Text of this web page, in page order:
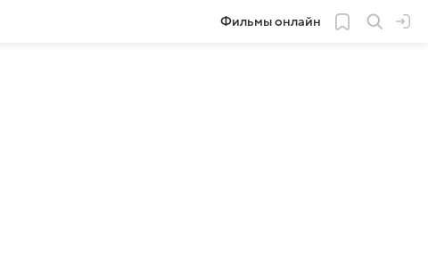
Фильмы онлайн